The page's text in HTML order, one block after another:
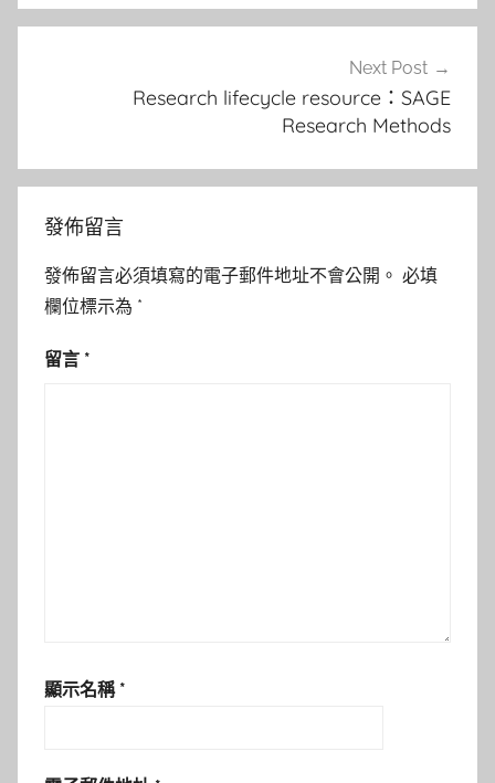
覽
Next Post
Research lifecycle resource：SAGE
Research Methods
發佈留言
發佈留言必須填寫的電子郵件地址不會公開。 必填
欄位標示為 *
留言 *
顯示名稱 *